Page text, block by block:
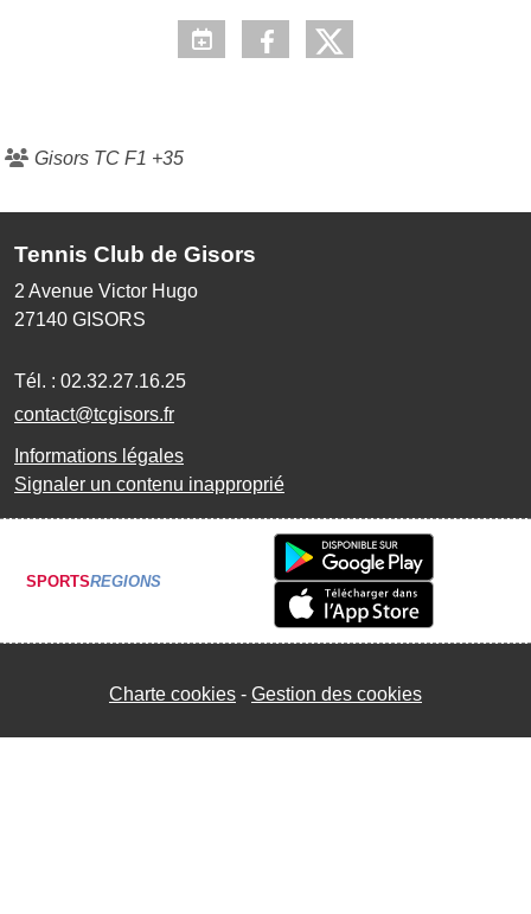
Gisors TC F1 +35
Tennis Club de Gisors
2 Avenue Victor Hugo
27140 GISORS
Tél. : 02.32.27.16.25
contact@tcgisors.fr
Informations légales
Signaler un contenu inapproprié
SPORTSREGIONS
Charte cookies Gestion des cookies